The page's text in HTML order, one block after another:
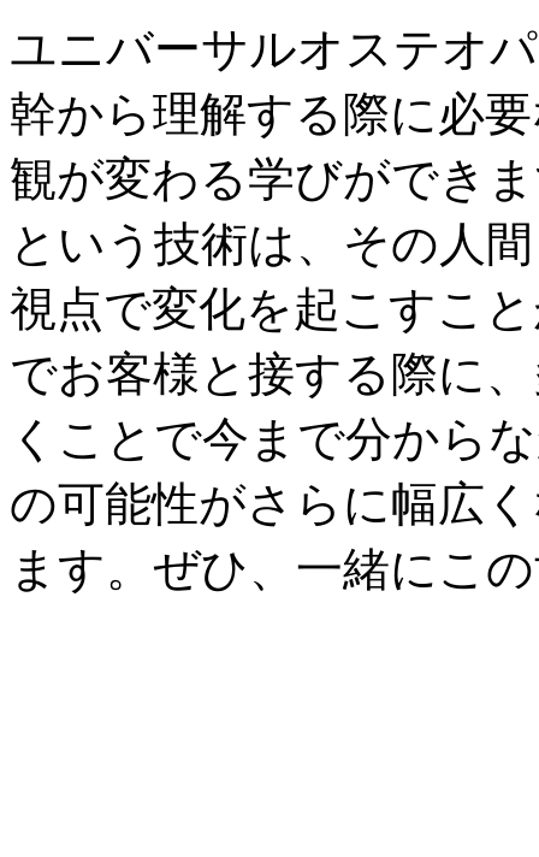
ユニバーサルオステオ
幹から理解する際に必
観が変わる学びができ
という技術は、その人
視点で変化を起こすこ
でお客様と接する際に
くことで今まで分から
の可能性がさらに幅広
ます。ぜひ、一緒にこ